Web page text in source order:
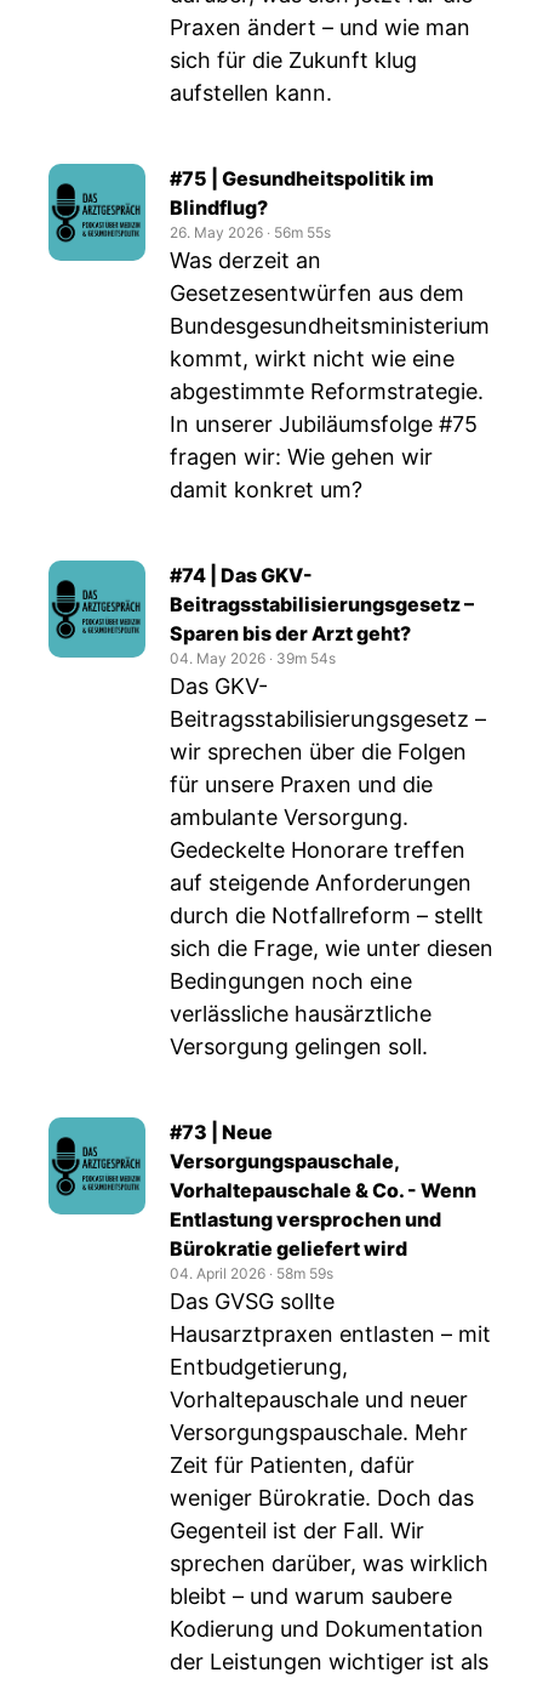
Praxen ändert – und wie man
sich für die Zukunft klug
aufstellen kann.
#75 | Gesundheitspolitik im
Blindflug?
26. May 2026 ‧ 56m 55s
Was derzeit an
Gesetzesentwürfen aus dem
Bundesgesundheitsministerium
kommt, wirkt nicht wie eine
abgestimmte Reformstrategie.
In unserer Jubiläumsfolge #75
fragen wir: Wie gehen wir
damit konkret um?
#74 | Das GKV-
Beitragsstabilisierungsgesetz –
Sparen bis der Arzt geht?
04. May 2026 ‧ 39m 54s
Das GKV-
Beitragsstabilisierungsgesetz –
wir sprechen über die Folgen
für unsere Praxen und die
ambulante Versorgung.
Gedeckelte Honorare treffen
auf steigende Anforderungen
durch die Notfallreform – stellt
sich die Frage, wie unter diesen
Bedingungen noch eine
verlässliche hausärztliche
Versorgung gelingen soll.
#73 | Neue
Versorgungspauschale,
Vorhaltepauschale & Co. - Wenn
Entlastung versprochen und
Bürokratie geliefert wird
04. April 2026 ‧ 58m 59s
Das GVSG sollte
Hausarztpraxen entlasten – mit
Entbudgetierung,
Vorhaltepauschale und neuer
Versorgungspauschale. Mehr
Zeit für Patienten, dafür
weniger Bürokratie. Doch das
Gegenteil ist der Fall. Wir
sprechen darüber, was wirklich
bleibt – und warum saubere
Kodierung und Dokumentation
der Leistungen wichtiger ist als